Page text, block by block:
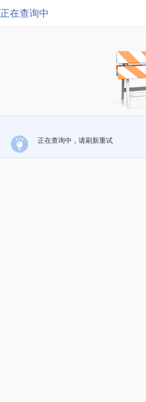
正在查询中
正在查询中，请刷新重试